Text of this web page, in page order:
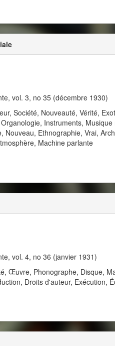
vol. 3, no 35 (décembre 1930)
Société, Nouveauté, Vérité,
Instruments,
Nouveau, Ethnographie, Vrai,
Machine parlante
vol. 4, no 36 (janvier 1931)
Œuvre, Phonographe, Disque,
Droits d'auteur, Exécution,